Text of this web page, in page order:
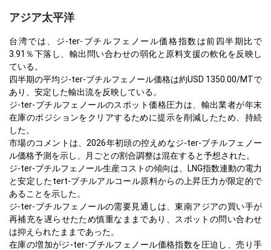
アジア太平洋
台湾では、ジ-ter-ブチルフェノール価格指数は前四半期比で
3.91％下落し、輸出問い合わせの弱化と原料支援の軟化を反映し
ている。
四半期の平均ジ-ter-ブチルフェノール価格は約USD 1350.00/MTで
あり、安定した輸出流を反映している。
ジ-ter-ブチルフェノールのスポット価格圧力は、輸出業者が年末
在庫のポジションをクリアするために提示を削減したため、持続
した。
市場のコメントは、2026年初頭の控えめなジ-ter-ブチルフェノー
ル価格予測を示し、月ごとの割合調整は混在すると予想された。
ジ-ter-ブチルフェノール生産コストの傾向は、LNG指数連動の電力
と安定したtert-ブチルアルコール原料からの上昇圧力が限定的で
あることを示した。
ジ-ter-ブチルフェノールの需要見通しは、東南アジアの買い手が
再補充を遅らせたため慎重なままであり、スポットの問い合わせ
は抑えられたままであった。
在庫の増加がジ-ter-ブチルフェノール価格指数を圧迫し、売り手